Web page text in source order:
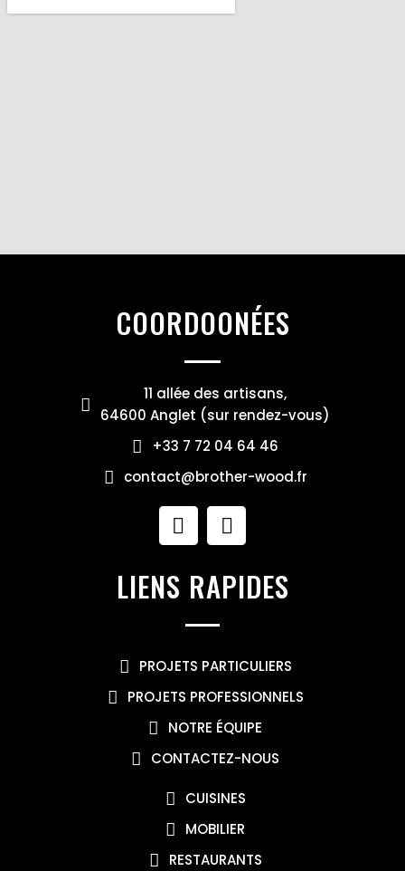
COORDOONÉES
11 allée des artisans,
64600 Anglet (sur rendez-vous)
+33 7 72 04 64 46
contact@brother-wood.fr
LIENS RAPIDES
PROJETS PARTICULIERS
PROJETS PROFESSIONNELS
NOTRE ÉQUIPE
CONTACTEZ-NOUS
CUISINES
MOBILIER
RESTAURANTS